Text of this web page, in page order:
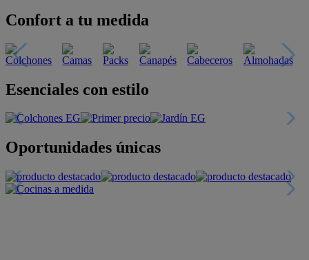
Confort a tu medida
Esenciales con estilo
Oportunidades únicas